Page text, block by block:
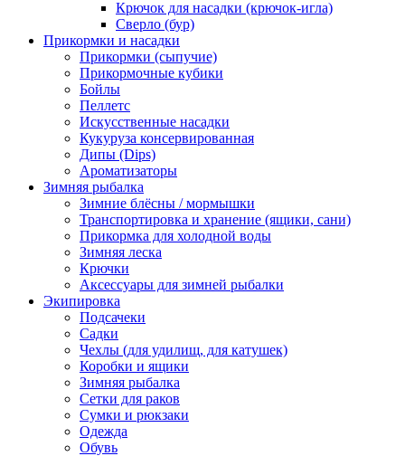
Крючок для насадки (крючок-игла)
Сверло (бур)
Прикормки и насадки
Прикормки (сыпучие)
Прикормочные кубики
Бойлы
Пеллетс
Искусственные насадки
Кукуруза консервированная
Дипы (Dips)
Ароматизаторы
Зимняя рыбалка
Зимние блёсны / мормышки
Транспортировка и хранение (ящики, сани)
Прикормка для холодной воды
Зимняя леска
Крючки
Аксессуары для зимней рыбалки
Экипировка
Подсачеки
Садки
Чехлы (для удилищ, для катушек)
Коробки и ящики
Зимняя рыбалка
Сетки для раков
Сумки и рюкзаки
Одежда
Обувь